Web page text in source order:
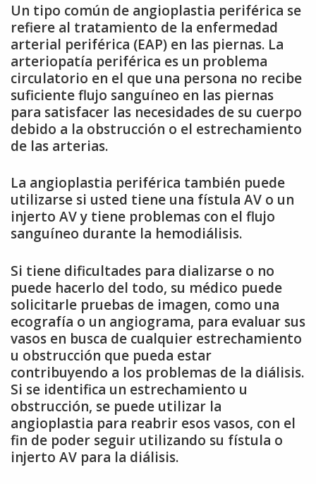
Un tipo común de angioplastia periférica se
refiere al tratamiento de la enfermedad
arterial periférica (EAP) en las piernas. La
arteriopatía periférica es un problema
circulatorio en el que una persona no recibe
suficiente flujo sanguíneo en las piernas
para satisfacer las necesidades de su cuerpo
debido a la obstrucción o el estrechamiento
de las arterias.
La angioplastia periférica también puede
utilizarse si usted tiene una fístula AV o un
injerto AV y tiene problemas con el flujo
sanguíneo durante la hemodiálisis.
Si tiene dificultades para dializarse o no
puede hacerlo del todo, su médico puede
solicitarle pruebas de imagen, como una
ecografía o un angiograma, para evaluar sus
vasos en busca de cualquier estrechamiento
u obstrucción que pueda estar
contribuyendo a los problemas de la diálisis.
Si se identifica un estrechamiento u
obstrucción, se puede utilizar la
angioplastia para reabrir esos vasos, con el
fin de poder seguir utilizando su fístula o
injerto AV para la diálisis.